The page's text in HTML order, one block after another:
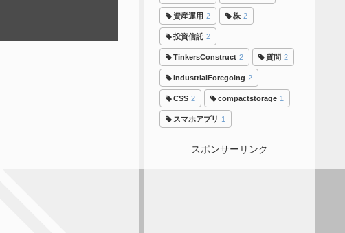
資産運用 2 株 2
投資信託 2
TinkersConstruct 2 質問 2
IndustrialForegoing 2
CSS 2 compactstorage 1
スマホアプリ 1
スポンサーリンク